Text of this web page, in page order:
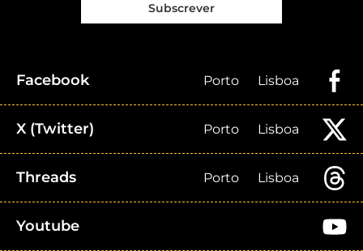
Subscrever
Facebook Porto Lisboa
X (Twitter) Porto Lisboa
Threads Porto Lisboa
Youtube